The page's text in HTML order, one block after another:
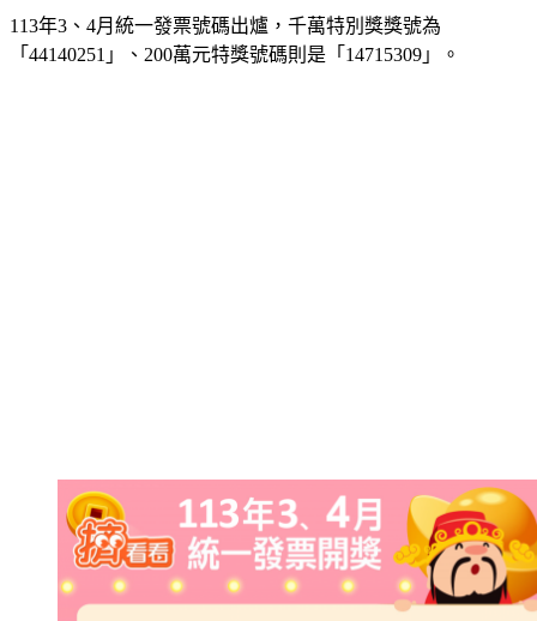
113年3、4月統一發票號碼出爐，千萬特別獎獎號為
「44140251」、200萬元特獎號碼則是「14715309」。